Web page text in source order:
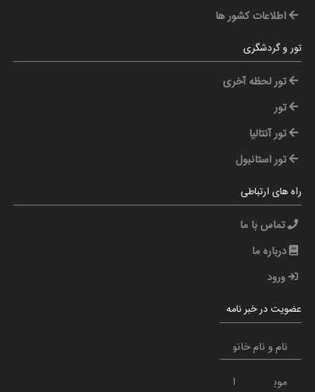
اطلاعات کشور ها
تور و گردشگری
تور لحظه آخری
تور
تور آنتالیا
تور استانبول
راه های ارتباطی
تماس با ما
درباره ما
ورود
عضویت در خبر نامه